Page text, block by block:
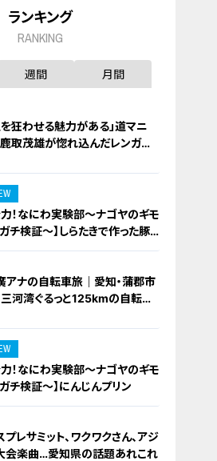
ランキング
RANKING
週間 月間
を狂わせる魅力がある」道マニ
鹿取茂雄が惚れ込んだレンガの
力！なにわ実験部～ナゴヤのギモ
ガチ検証～】しらたきで作った豚
ミンチの油そば
アナの自転車旅｜愛知・蒲郡市
三河湾ぐるっと125kmの自転車
力！なにわ実験部～ナゴヤのギモ
ガチ検証～】にんじんプリン
プレサミット、ワクワクさん、アジ
会楽曲…愛知県の話題あれこれ